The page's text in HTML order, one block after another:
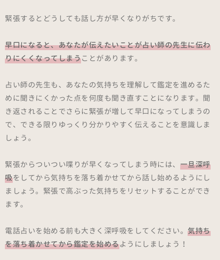
緊張するとどうしても話し方が早くなりがちです。
早口になると、あなたが伝えたいことが占い師の先生に伝わ
りにくくなってしまうことがあります。
占い師の先生も、あなたの気持ちを理解して鑑定を進めるた
めに聞きにくかった点を何度も聞き直すことになります。聞
き返されることでさらに緊張が増して早口になってしまうの
で、できる限りゆっくり分かりやすく伝えることを意識しま
しょう。
緊張からついつい喋りが早くなってしまう時には、 一旦深呼
吸をしてから気持ちを落ち着かせてから話し始めるようにし
ましょう。緊張で高ぶった気持ちをリセットすることができ
ます。
電話占いを始める前も大きく深呼吸をしてください。 気持ち
を落ち着かせてから鑑定を始めるようにしましょう！